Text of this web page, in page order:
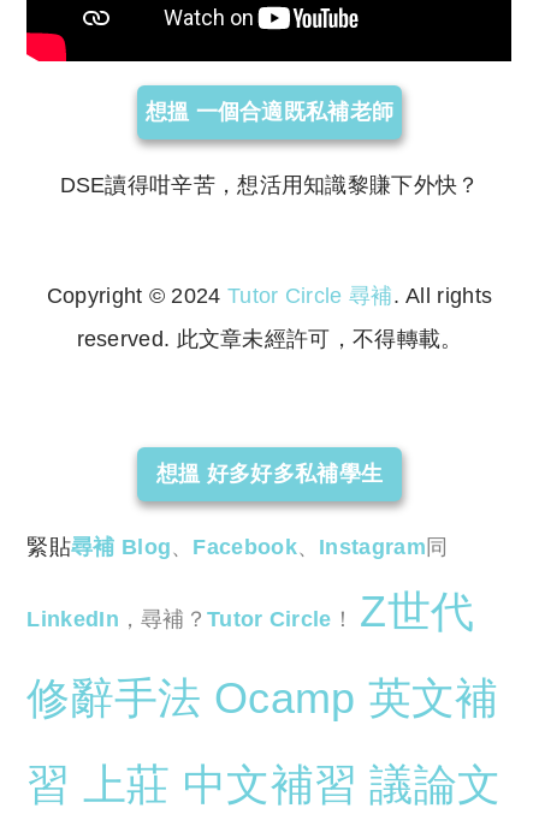
想搵 一個合適既私補老師
DSE讀得咁辛苦，想活用知識黎賺下外快？
Copyright © 2024 Tutor Circle 尋補. All rights
reserved. 此文章未經許可，不得轉載。
想搵 好多好多私補學生
緊貼尋補 Blog、 Facebook、 Instagram 同
LinkedIn ，尋補？Tutor Circle ！
Z世代
修辭手法 Ocamp 英文補
習
上莊 中文補習 議論文